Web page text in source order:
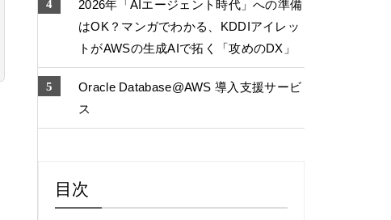
2026年「AIエージェント時代」への準備
はOK？マンガでわかる、KDDIアイレッ
トがAWSの生成AIで拓く「攻めのDX」
Oracle Database@AWS 導入支援サービ
ス
目次